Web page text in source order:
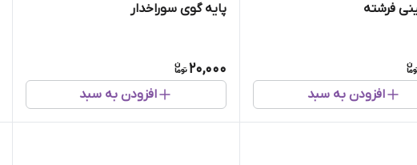
فرشته
افزودن به سبد
پایه گوی سوراخدار
20,000
افزودن به سبد